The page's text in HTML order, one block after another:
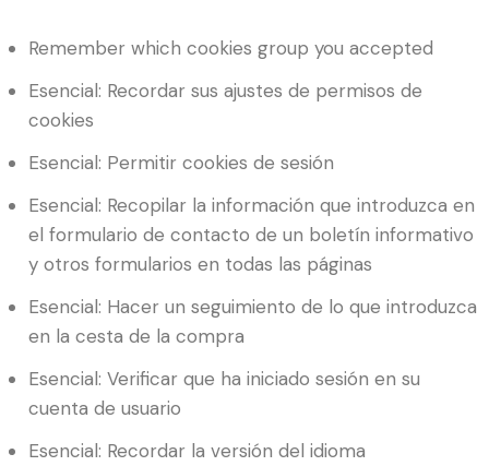
Remember which cookies group you accepted
Esencial: Recordar sus ajustes de permisos de
cookies
Esencial: Permitir cookies de sesión
Esencial: Recopilar la información que introduzca en
el formulario de contacto de un boletín informativo
y otros formularios en todas las páginas
Esencial: Hacer un seguimiento de lo que introduzca
en la cesta de la compra
Esencial: Verificar que ha iniciado sesión en su
cuenta de usuario
Esencial: Recordar la versión del idioma